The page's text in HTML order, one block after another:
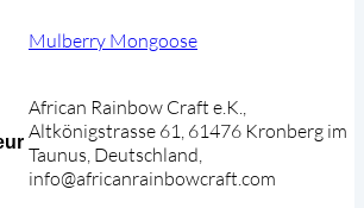
Mulberry Mongoose
African Rainbow Craft e.K.,
Altkönigstrasse 61, 61476 Kronberg im
Taunus, Deutschland,
info@africanrainbowcraft.com